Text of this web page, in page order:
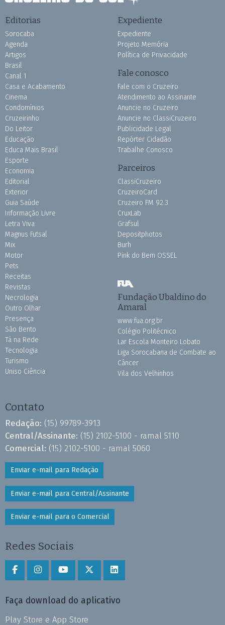
Editorias
Sorocaba
Agenda
Artigos
Brasil
Canal 1
Casa e Acabamento
Cinema
Condomínios
Cruzeirinho
Do Leitor
Educação
Educa Mais Brasil
Esporte
Economia
Editorial
Exterior
Guia Saúde
Informação Livre
Letra Viva
Magnus Futsal
Mix
Motor
Pets
Receitas
Revistas
Necrologia
Outro Olhar
Presença
São Bento
Tá na Rede
Tecnologia
Turismo
Uniso Ciência
Expediente
Expediente
Projeto Memória
Política de Privacidade
Fale conosco
Fale com o Cruzeiro
Atendimento ao Assinante
Anuncie no Cruzeiro
Anuncie no ClassiCruzeiro
Publicidade Legal
Repórter Cidadão
Trabalhe Conosco
Parceiros
ClassiCruzeiro
CruzeiroCard
Cruzeiro FM 92.3
CruxLab
Grafsul
Depositphotos
Burh
Pink do Bem OSSEL
Fundação Ubaldino do
Amaral
www.fua.org.br
Colégio Politécnico
Lar Escola Monteiro Lobato
Liga Sorocabana de Combate ao
Câncer
Vila dos Velhinhos
Contato
Redação: (15) 99789-3913
Central/Assinante: (15) 2102-5100 - ramal 5110
Comercial: (15) 2102-5100 - ramal 5060
Enviar e-mail para Redação
Enviar e-mail para Central/Assinante
Enviar e-mail para o Comercial
Redes Sociais
Faça download do aplicativo
Play Store e App Store